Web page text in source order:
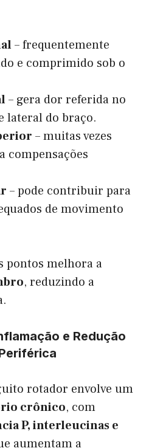
– frequentemente
e comprimido sob o
– gera dor referida no
lateral do braço.
– muitas vezes
compensações
– pode contribuir para
de movimento
pontos melhora a
, reduzindo a
e Redução
rotador envolve um
crônico, com
P, interleucinas e
aumentam a